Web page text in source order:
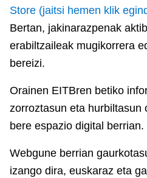
Store (jaitsi hemen klik
Bertan, jakinarazpenak
erabiltzaileak mugikorrera
bereizi.
Orainen EITBren betiko
zorroztasun eta hurbiltasun
bere espazio digital berrian.
Webgune berrian
izango dira, euskaraz eta